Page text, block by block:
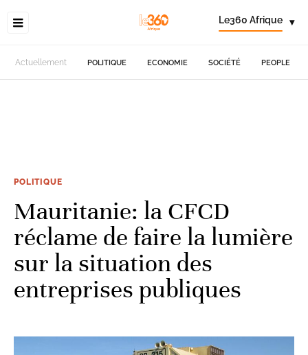
Le360 Afrique ▾
Actuellement POLITIQUE ECONOMIE SOCIÉTÉ PEOPLE
POLITIQUE
Mauritanie: la CFCD
réclame de faire la lumière
sur la situation des
entreprises publiques